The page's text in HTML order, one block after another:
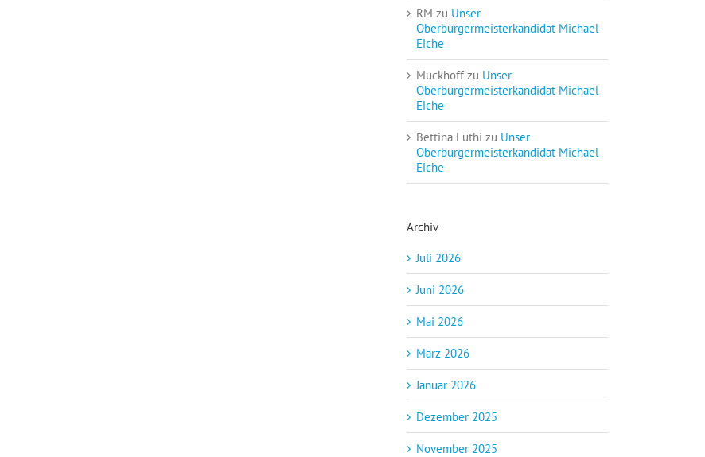
RM zu Unser
Oberbürgermeisterkandidat Michael
Eiche
Muckhoff zu Unser
Oberbürgermeisterkandidat Michael
Eiche
Bettina Lüthi zu Unser
Oberbürgermeisterkandidat Michael
Eiche
Archiv
Juli 2026
Juni 2026
Mai 2026
März 2026
Januar 2026
Dezember 2025
November 2025